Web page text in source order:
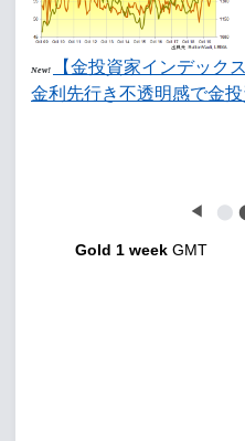
New!
【金投資家インデック
金利先行き不透明感で金
◀ ⬤
Gold 1 week GMT